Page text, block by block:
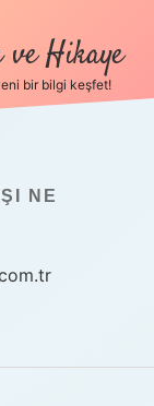
ve Hikaye
bir bilgi keşfet!
NE